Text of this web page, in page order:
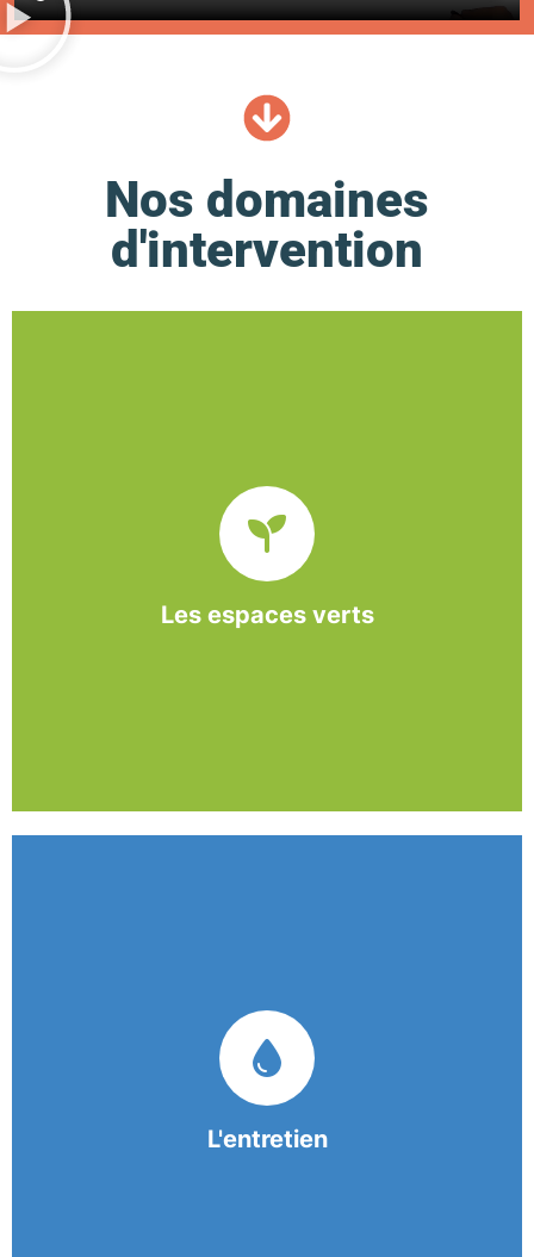
Nos domaines
d'intervention
Les espaces verts
paysager, l’association BASE propose et réalise
des interventions à la demande des entreprises et
collectivités locales.
L'entretien
garantissent une prestation de nettoyage de
qualité.